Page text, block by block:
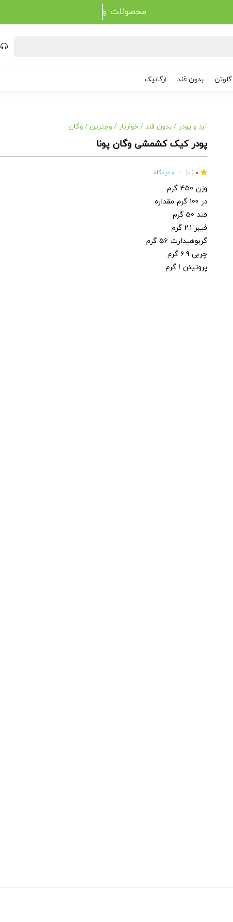
محصولات
بدون قند ارگانیک
آرد و پودر / بدون قند /خواربار / وجترین / وگان
پودر کیک کشمشی وگان پونا
0
(0)
• 0 دیدگاه
وزن 450 گرم
در 100 گرم مقداره
قند 50 گرم
فیبر 2.1 گرم
گربوهیدارت 56 گرم
چربی 6.9 گرم
پروتیئن 1 گرم